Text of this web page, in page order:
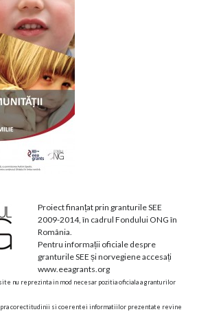
Proiect finanțat prin granturile SEE
2009-2014, în cadrul Fondului ONG în
România.
Pentru informații oficiale despre
granturile SEE și norvegiene accesați
www.eeagrants.org
nu reprezinta in mod necesar pozitia oficiala a granturilor
corectitudinii si coerentei informatiilor prezentate revine